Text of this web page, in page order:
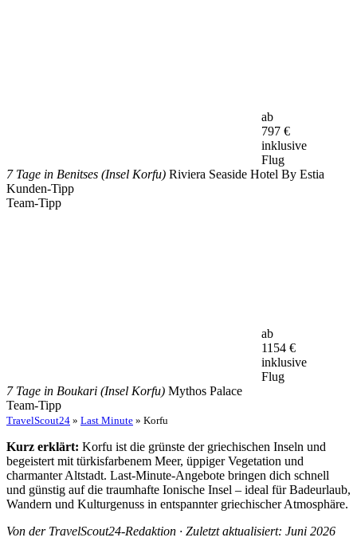
ab
797 €
inklusive
Flug
7 Tage in Benitses (Insel Korfu) Riviera Seaside Hotel By Estia
Kunden-Tipp
Team-Tipp
ab
1154 €
inklusive
Flug
7 Tage in Boukari (Insel Korfu) Mythos Palace
Team-Tipp
TravelScout24 » Last Minute » Korfu
Kurz erklärt: Korfu ist die grünste der griechischen Inseln und
begeistert mit türkisfarbenem Meer, üppiger Vegetation und
charmanter Altstadt. Last-Minute-Angebote bringen dich schnell
und günstig auf die traumhafte Ionische Insel – ideal für Badeurlaub,
Wandern und Kulturgenuss in entspannter griechischer Atmosphäre.
Von der TravelScout24-Redaktion · Zuletzt aktualisiert: Juni 2026